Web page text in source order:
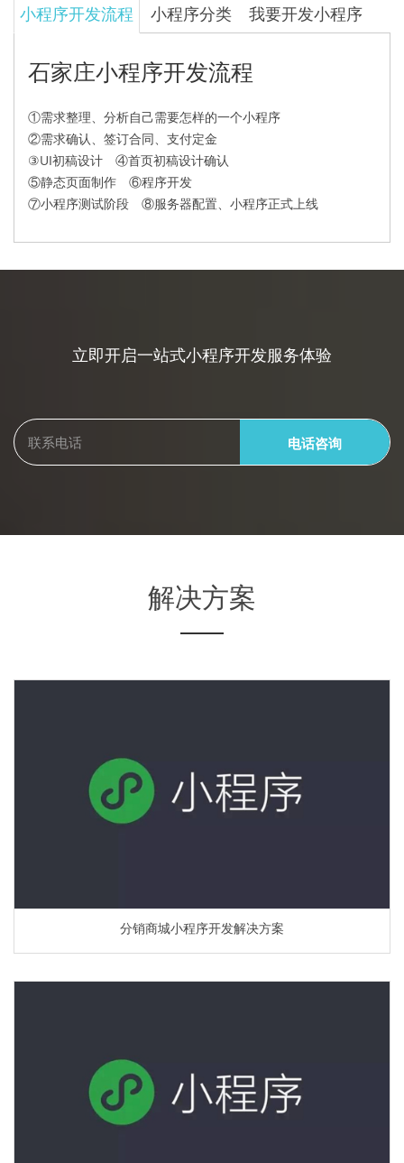
小程序开发流程 小程序分类 我要开发小程序
石家庄小程序开发流程
①需求整理、分析自己需要怎样的一个小程序
②需求确认、签订合同、支付定金
③UI初稿设计 ④首页初稿设计确认
⑤静态页面制作 ⑥程序开发
⑦小程序测试阶段 ⑧服务器配置、小程序正式上线
立即开启一站式小程序开发服务体验
电话咨询
解决方案
分销商城小程序开发解决方案